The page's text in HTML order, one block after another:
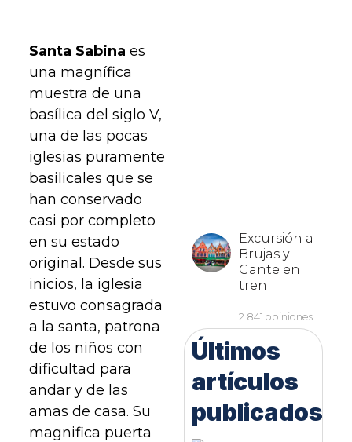
Santa Sabina es
una magnífica
muestra de una
basílica del siglo V,
una de las pocas
iglesias puramente
basilicales que se
han conservado
casi por completo
en su estado
original. Desde sus
inicios, la iglesia
estuvo consagrada
a la santa, patrona
de los niños con
dificultad para
andar y de las
amas de casa. Su
magnifica puerta
Últimos
artículos
publicados